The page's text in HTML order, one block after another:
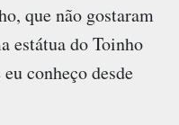
que não gostaram
estátua do Toinho
conheço desde